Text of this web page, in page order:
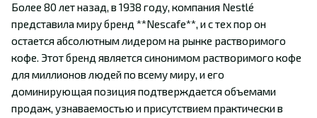
Более 80 лет назад, в 1938 году, компания Nestlé
представила миру бренд **Nescafe**, и с тех пор он
остается абсолютным лидером на рынке растворимого
кофе. Этот бренд является синонимом растворимого кофе
для миллионов людей по всему миру, и его
доминирующая позиция подтверждается объемами
продаж, узнаваемостью и присутствием практически в